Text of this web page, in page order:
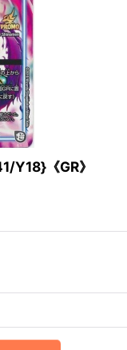
Y18}《GR》